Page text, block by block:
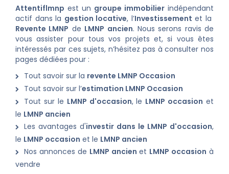
Attentiflmnp est un groupe immobilierindépendant
actif dans la gestion locative, l’Investissement et la
Revente LMNP de LMNP ancien. Nous serons ravis de
vous assister pour tous vos projets et, si vous êtes
intéressés par ces sujets, n’hésitez pas à consulter nos
pages dédiées pour :
Tout savoir sur la revente LMNP Occasion
Tout savoir sur l’estimation LMNP Occasion
Tout sur le LMNP d'occasion, le LMNP occasion et
le LMNP ancien
Les avantages d'investir dans le LMNP d'occasion,
le LMNP occasion et le LMNP ancien
Nos annonces de LMNP ancien et LMNP occasion à
vendre